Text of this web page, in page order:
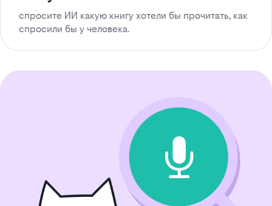
спросите ИИ какую книгу хотели бы прочитать, как
спросили бы у человека.